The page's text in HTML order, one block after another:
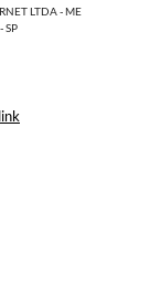
LTDA - ME
link